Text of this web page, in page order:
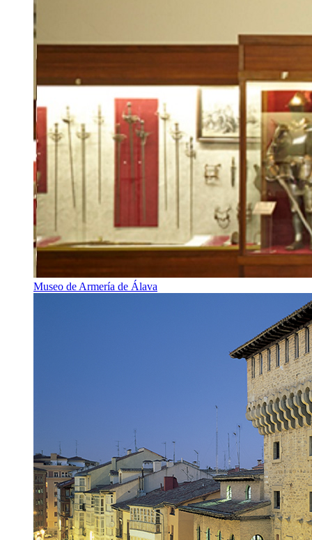
Museo de Armería de Álava